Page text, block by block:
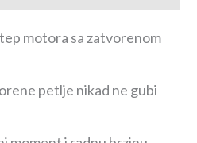
motora sa zatvorenom
petlje nikad ne gubi